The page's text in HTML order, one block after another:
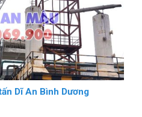
Dĩ An Bình Dương